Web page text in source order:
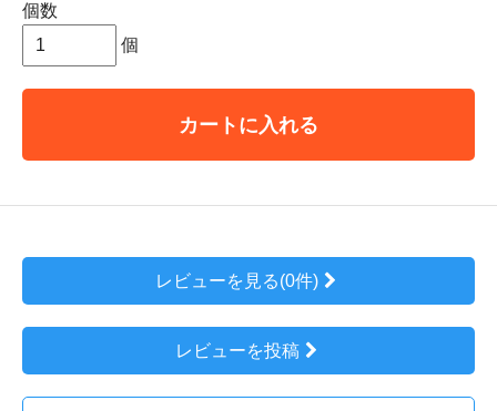
個数
個
カートに入れる
レビューを見る(0件)
レビューを投稿